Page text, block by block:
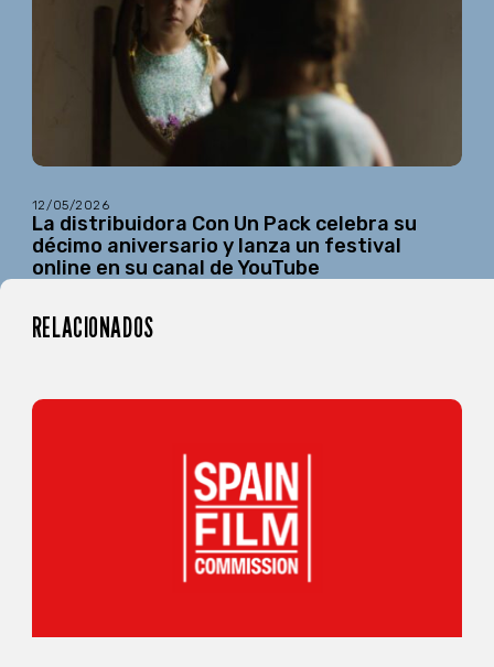
12/05/2026
La distribuidora Con Un Pack celebra su
décimo aniversario y lanza un festival
online en su canal de YouTube
RELACIONADOS